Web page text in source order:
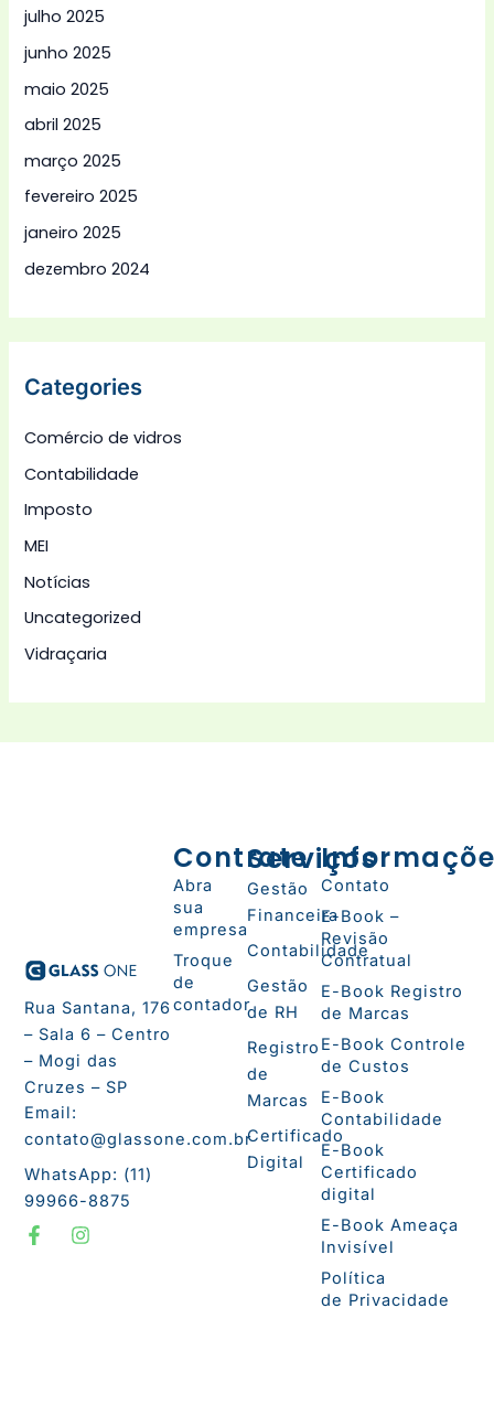
julho 2025
junho 2025
maio 2025
abril 2025
março 2025
fevereiro 2025
janeiro 2025
dezembro 2024
Categories
Comércio de vidros
Contabilidade
Imposto
MEI
Notícias
Uncategorized
Vidraçaria
Rua Santana, 176
– Sala 6 – Centro
– Mogi das
Cruzes – SP
Email:
contato@glassone.com.br
WhatsApp: (11)
99966-8875
F
a
I
n
Serviços
Gestão
Financeira
Contabilidade
Gestão
de RH
Registro
de
Marcas
Certificado
Digital
Contrate
Abra
sua
empresa
Troque
de
contador
Contato
E-Book –
Revisão
Contratual
E-Book Registro
de Marcas
E-Book Controle
de Custos
E-Book
Contabilidade
E-Book
Certificado
digital
E-Book Ameaça
Invisível
Política
de Privacidade